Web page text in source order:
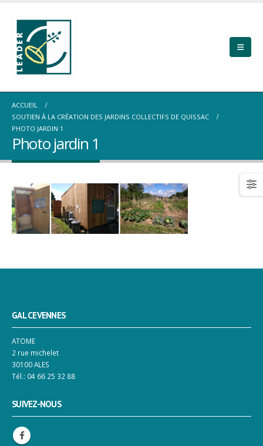
ACCUEIL
SOUTIEN À LA CRÉATION DES JARDINS COLLECTIFS DE QUISSAC
PHOTO JARDIN 1
Photo jardin 1
GAL CEVENNES
ATOME
2 rue michelet
30100 ALES
Tél.: 04 66 25 32 88
SUIVEZ-NOUS